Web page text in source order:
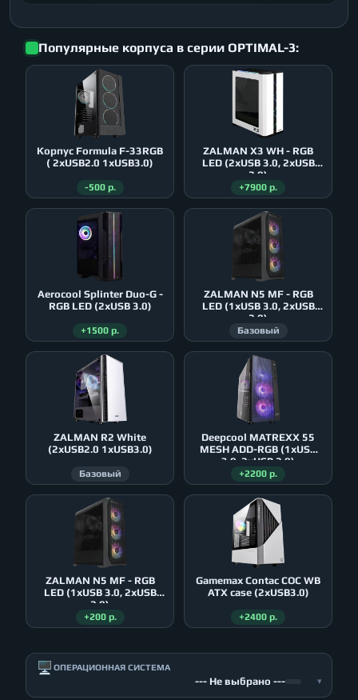
Популярные корпуса в серии OPTIMAL-3:
Корпус Formula F-33RGB
( 2xUSB2.0 1xUSB3.0)
-500 р.
ZALMAN X3 WH - RGB
LED (2xUSB 3.0, 2xUSB
2.0)
+7900 р.
Aerocool Splinter Duo-G -
RGB LED (2xUSB 3.0)
+1500 р.
ZALMAN N5 MF - RGB
LED (1xUSB 3.0, 2xUSB
2.0)
Базовый
ZALMAN R2 White
(2xUSB2.0 1xUSB3.0)
Базовый
Deepcool MATREXX 55
MESH ADD-RGB (1xUSB
3.0, 2xUSB 2.0)
+2200 р.
ZALMAN N5 MF - RGB
LED (1xUSB 3.0, 2xUSB
2.0)
+200 р.
Gamemax Contac COC WB
ATX case (2xUSB3.0)
+2400 р.
🖥️ ОПЕРАЦИОННАЯ СИСТЕМА
--- Не выбрано --- ▾